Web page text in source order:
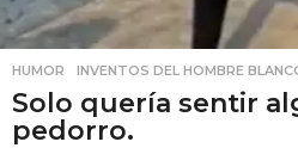
HUMOR ,INVENTOS DEL HOMBRE
Solo quería sentir
pedorro.